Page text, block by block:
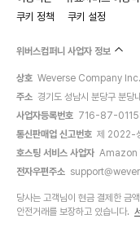
쿠키 정책
쿠키 설정
위버스컴퍼니 사업자 정보
상호 Weverse Company Inc.
주소 경기도 성남시 분당구 분
사업자등록번호 716-87-
통신판매업 신고번호 제 2022-
호스팅 서비스 사업자 Amazon
전자우편주소
당사는 고객님이 현금 결제한 금
안전거래를 보장하고 있습니다.